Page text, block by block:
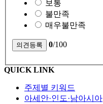
보통
불만족
매우불만족
0/100
QUICK LINK
주제별 키워드
아세안·인도·남아시아